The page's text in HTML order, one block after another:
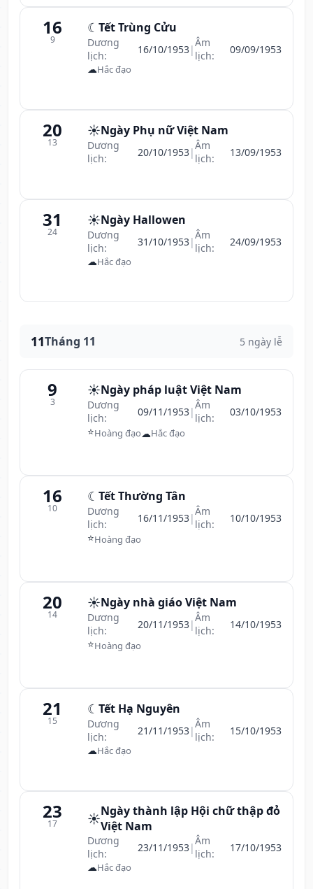
16
9
☾ Tết Trùng Cửu
Dương
lịch:
16/10/1953|Âm
lịch:
09/09/1953
☁Hắc đạo
20
13
☀️Ngày Phụ nữ Việt Nam
Dương
lịch:
20/10/1953|Âm
lịch:
13/09/1953
31
24
☀️Ngày Hallowen
Dương
lịch:
31/10/1953|Âm
lịch:
24/09/1953
☁Hắc đạo
11Tháng 11 5 ngày lễ
9
3
☀️Ngày pháp luật Việt Nam
Dương
lịch:
09/11/1953|Âm
lịch:
03/10/1953
⭐Hoàng đạo☁Hắc đạo
16
10
☾ Tết Thường Tân
Dương
lịch:
16/11/1953|Âm
lịch:
10/10/1953
⭐Hoàng đạo
20
14
☀️Ngày nhà giáo Việt Nam
Dương
lịch:
20/11/1953|Âm
lịch:
14/10/1953
⭐Hoàng đạo
21
15
☾ Tết Hạ Nguyên
Dương
lịch:
21/11/1953|Âm
lịch:
15/10/1953
☁Hắc đạo
23
17 ☀️Ngày thành lập Hội chữ thập đỏ
Việt Nam
Dương
lịch:
23/11/1953|Âm
lịch:
17/10/1953
☁Hắc đạo